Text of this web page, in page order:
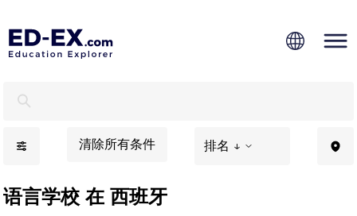
清除所有条件 排名 ↓
语言学校 在 西班牙